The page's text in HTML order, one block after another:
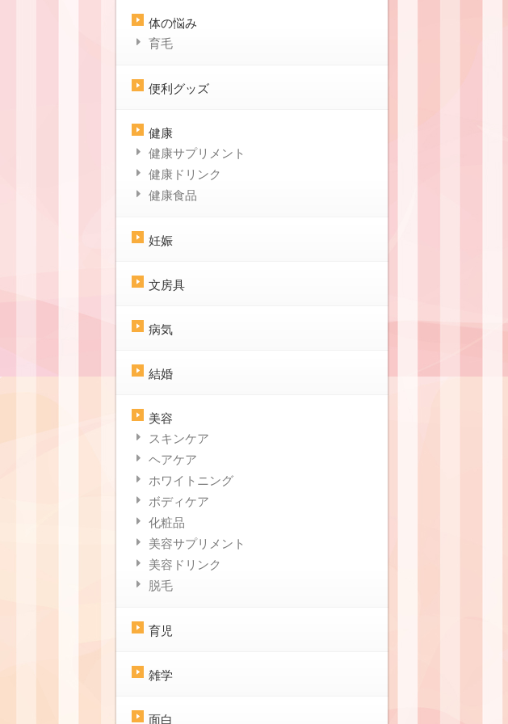
体の悩み
育毛
便利グッズ
健康
健康サプリメント
健康ドリンク
健康食品
妊娠
文房具
病気
結婚
美容
スキンケア
ヘアケア
ホワイトニング
ボディケア
化粧品
美容サプリメント
美容ドリンク
脱毛
育児
雑学
面白